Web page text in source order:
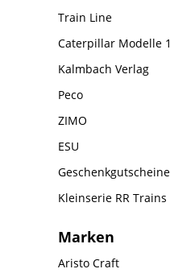
Train Line
Caterpillar Modelle
Kalmbach Verlag
Peco
ZIMO
ESU
Geschenkgutscheine
Kleinserie RR Trains
Marken
Aristo Craft